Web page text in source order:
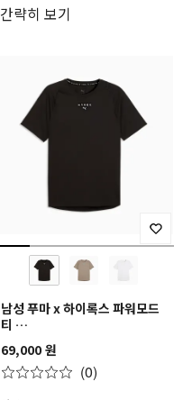
간략히 보기
남성 푸마 x 하이록스 파워모드
티
M PUMA X HYROX
PWRMODE TEE
69,000 원
(0)